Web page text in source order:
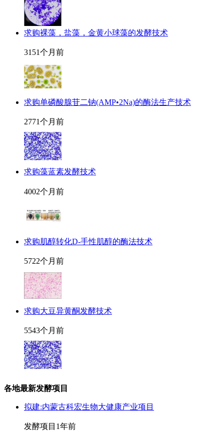
求购裸藻，盐藻，金黄小球藻的发酵技术
3151个月前
求购单磷酸腺苷二钠(AMP•2Na)的酶法生产技术
2771个月前
求购藻蓝素发酵技术
4002个月前
求购肌醇转化D-手性肌醇的酶法技术
5722个月前
求购大豆异黄酮发酵技术
5543个月前
各地最新发酵项目
拟建:内蒙古科宏生物大健康产业项目
发酵项目 1年前